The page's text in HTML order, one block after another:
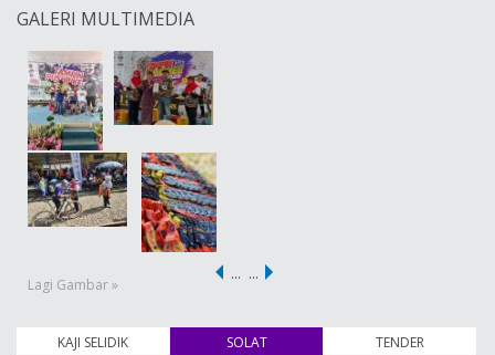
GALERI MULTIMEDIA
Lagi Gambar »
… …
KAJI SELIDIK SOLAT(tab aktif) TENDER